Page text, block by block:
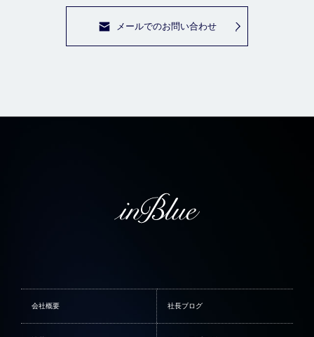
メールでのお問い合わせ
会社概要 社長ブログ